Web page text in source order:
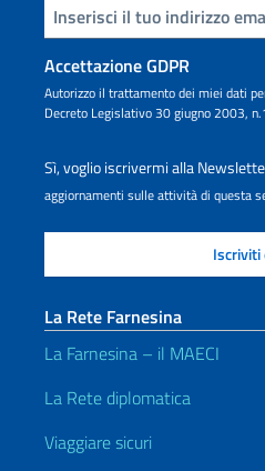
Inserisci la tua email
Accettazione GDPR
Autorizzo il trattamento dei miei dati
Decreto Legislativo 30 giugno 2003,
Sì, voglio iscrivermi alla
aggiornamenti sulle attività di questa
La Rete Farnesina
La Farnesina – il MAECI
La Rete diplomatica
Viaggiare sicuri